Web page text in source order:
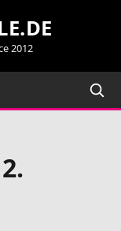
2012